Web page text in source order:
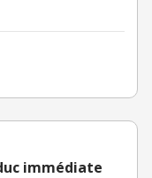
immédiate